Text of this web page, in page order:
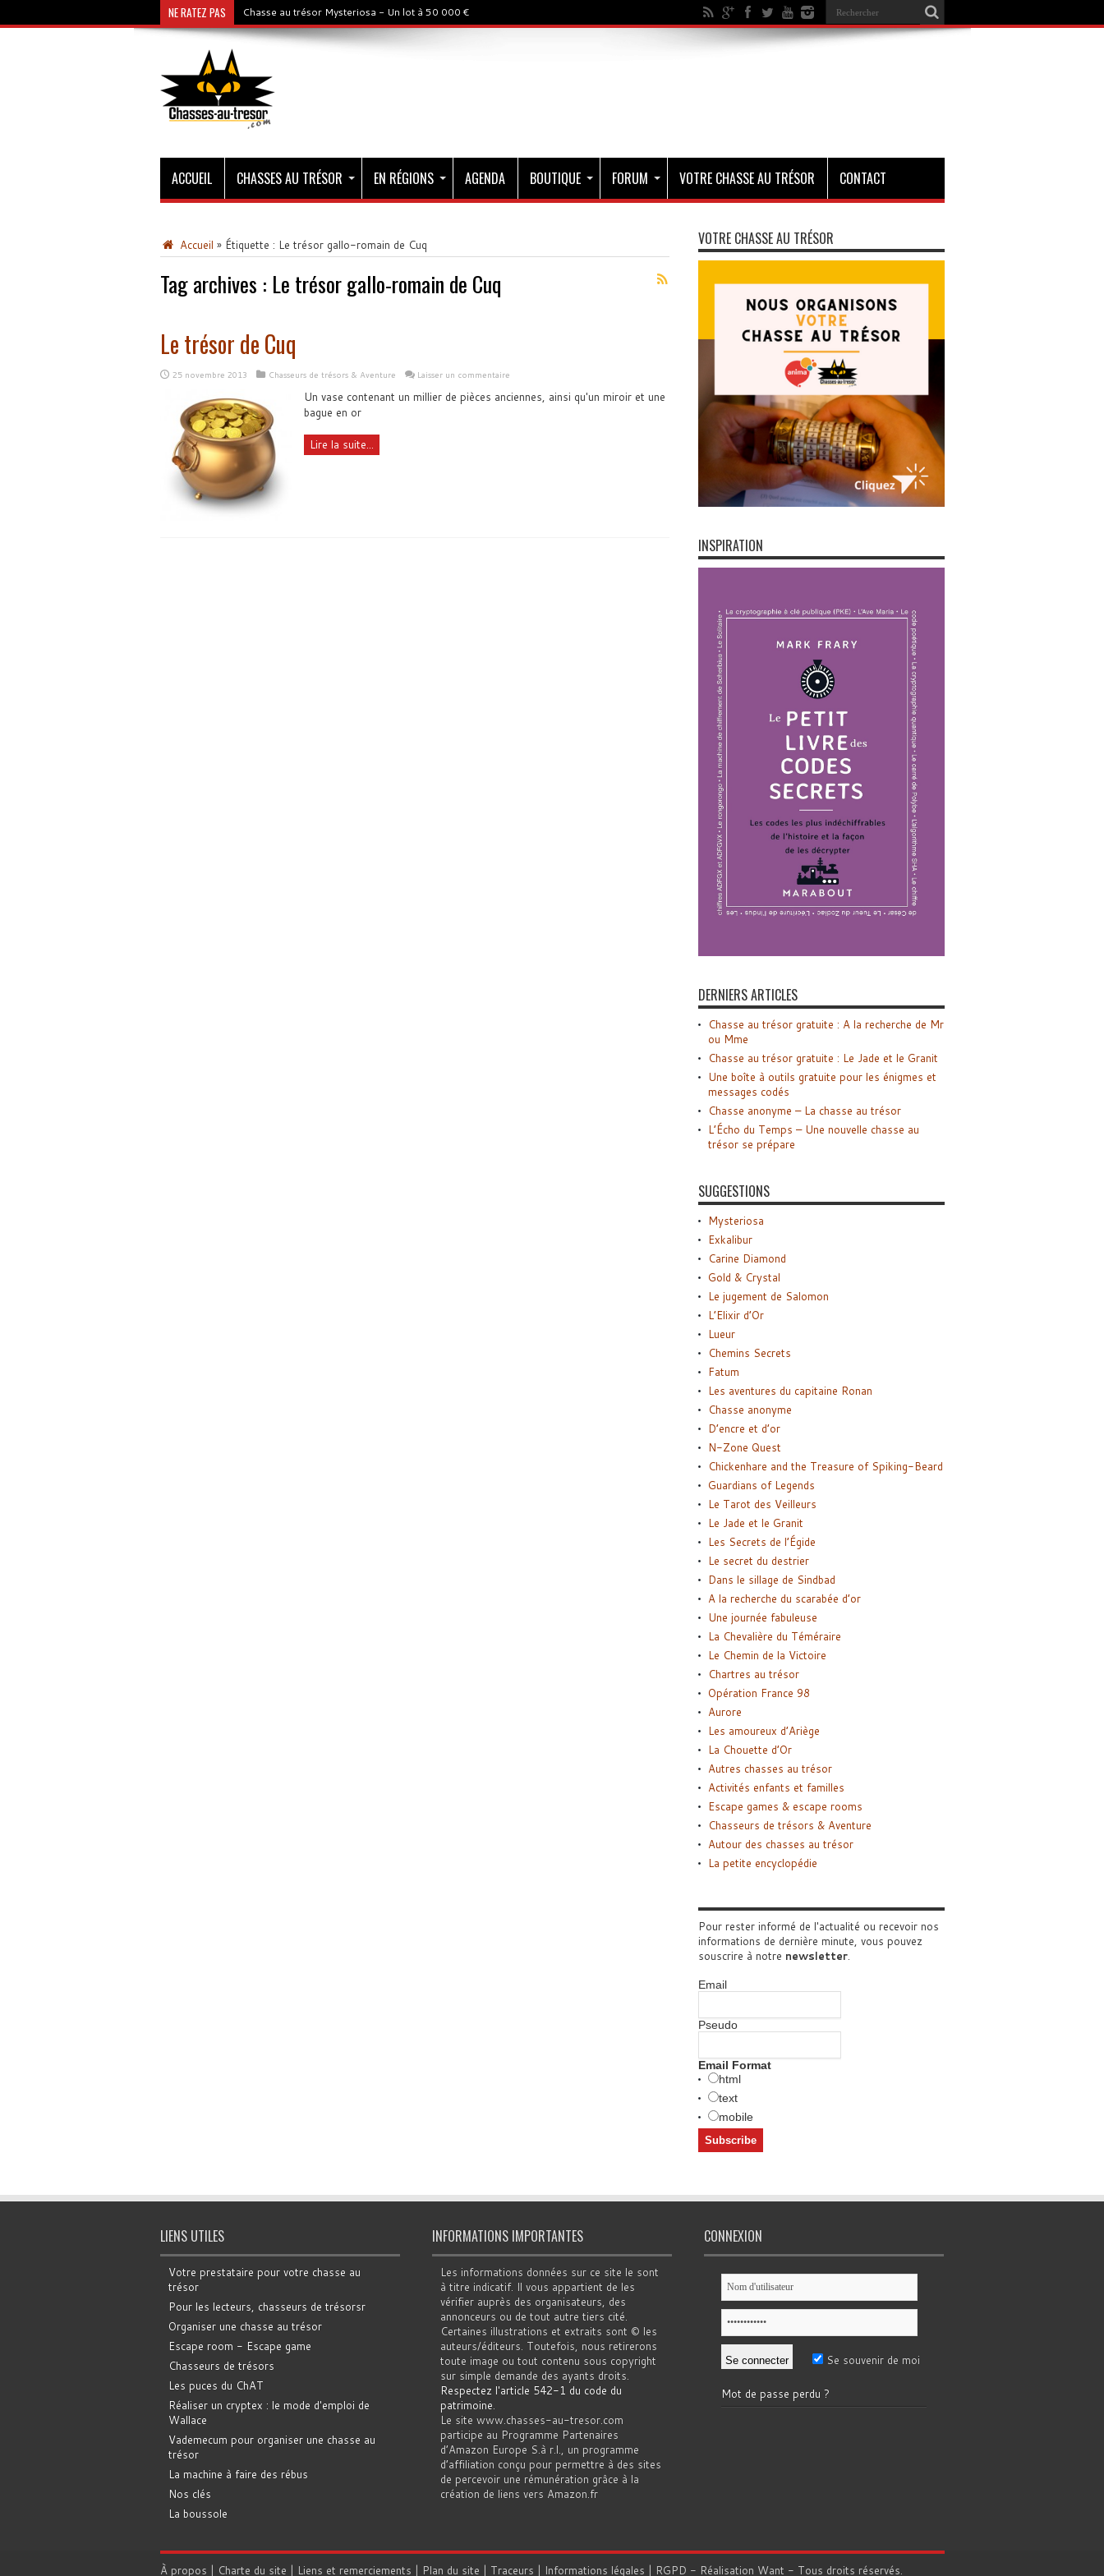
NE RATEZ PAS Chasse au trésor Mysteriosa - Un lot à 50 000 €
ACCUEIL CHASSES AU TRÉSOR EN RÉGIONS AGENDA BOUTIQUE FORUM VOTRE CHASSE AU TRÉSOR CONTACT
Accueil » Étiquette : Le trésor gallo-romain de Cuq
Tag archives : Le trésor gallo-romain de Cuq
Le trésor de Cuq
25 novembre 2013 Chasseurs de trésors & Aventure Laisser un commentaire
Un vase contenant un millier de pièces anciennes, ainsi qu'un miroir et une
bague en or
Lire la suite...
VOTRE CHASSE AU TRÉSOR
INSPIRATION
DERNIERS ARTICLES
Chasse au trésor gratuite : A la recherche de Mr
ou Mme
Chasse au trésor gratuite : Le Jade et le Granit
Une boîte à outils gratuite pour les énigmes et
messages codés
Chasse anonyme – La chasse au trésor
L’Écho du Temps – Une nouvelle chasse au
trésor se prépare
SUGGESTIONS
Mysteriosa
Exkalibur
Carine Diamond
Gold & Crystal
Le jugement de Salomon
L’Elixir d’Or
Lueur
Chemins Secrets
Fatum
Les aventures du capitaine Ronan
Chasse anonyme
D’encre et d’or
N-Zone Quest
Chickenhare and the Treasure of Spiking-Beard
Guardians of Legends
Le Tarot des Veilleurs
Le Jade et le Granit
Les Secrets de l’Égide
Le secret du destrier
Dans le sillage de Sindbad
A la recherche du scarabée d’or
Une journée fabuleuse
La Chevalière du Téméraire
Le Chemin de la Victoire
Chartres au trésor
Opération France 98
Aurore
Les amoureux d’Ariège
La Chouette d’Or
Autres chasses au trésor
Activités enfants et familles
Escape games & escape rooms
Chasseurs de trésors & Aventure
Autour des chasses au trésor
La petite encyclopédie
Pour rester informé de l'actualité ou recevoir nos
informations de dernière minute, vous pouvez
souscrire à notre newsletter.
Email
Pseudo
Email Format
html
text
mobile
LIENS UTILES
Votre prestataire pour votre chasse au
trésor
Pour les lecteurs, chasseurs de trésorsr
Organiser une chasse au trésor
Escape room - Escape game
Chasseurs de trésors
Les puces du ChAT
Réaliser un cryptex : le mode d'emploi de
Wallace
Vademecum pour organiser une chasse au
trésor
La machine à faire des rébus
Nos clés
La boussole
INFORMATIONS IMPORTANTES
Les informations données sur ce site le sont
à titre indicatif. Il vous appartient de les
vérifier auprès des organisateurs, des
annonceurs ou de tout autre tiers cité.
Certaines illustrations et extraits sont © les
auteurs/éditeurs. Toutefois, nous retirerons
toute image ou tout contenu sous copyright
sur simple demande des ayants droits.
Respectez l'article 542-1 du code du
patrimoine.
Le site www.chasses-au-tresor.com
participe au Programme Partenaires
d’Amazon Europe S.à r.l., un programme
d’affiliation conçu pour permettre à des sites
de percevoir une rémunération grâce à la
création de liens vers Amazon.fr
CONNEXION
Se souvenir de moi
Mot de passe perdu ?
À propos | Charte du site | Liens et remerciements | Plan du site | Traceurs | Informations légales | RGPD - Réalisation Want - Tous droits réservés.